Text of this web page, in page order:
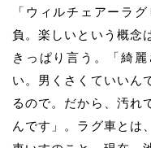
「ウィルチェアーラ
負。楽しいという概念
きっぱり言う。「綺
い。男くさくていいん
るので。だから、汚れ
んです」。ラグ車とは